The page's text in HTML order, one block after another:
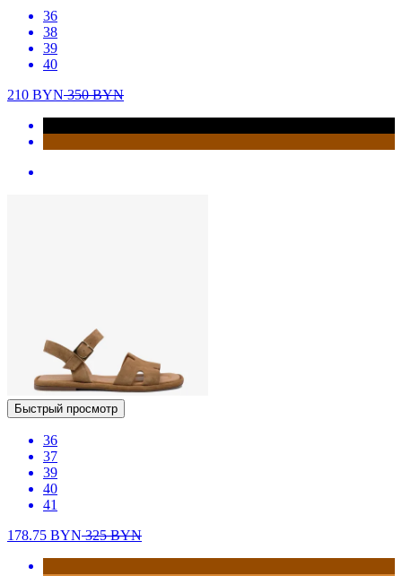
36
38
39
40
210 BYN350BYN
Быстрый просмотр
36
37
39
40
41
178.75 BYN325BYN